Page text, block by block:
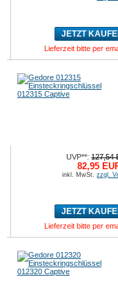
JETZT
Lieferzeit bitte per
UVP**:127,54
82,95
inkl. MwSt.zzgl.
JETZT
Lieferzeit bitte per